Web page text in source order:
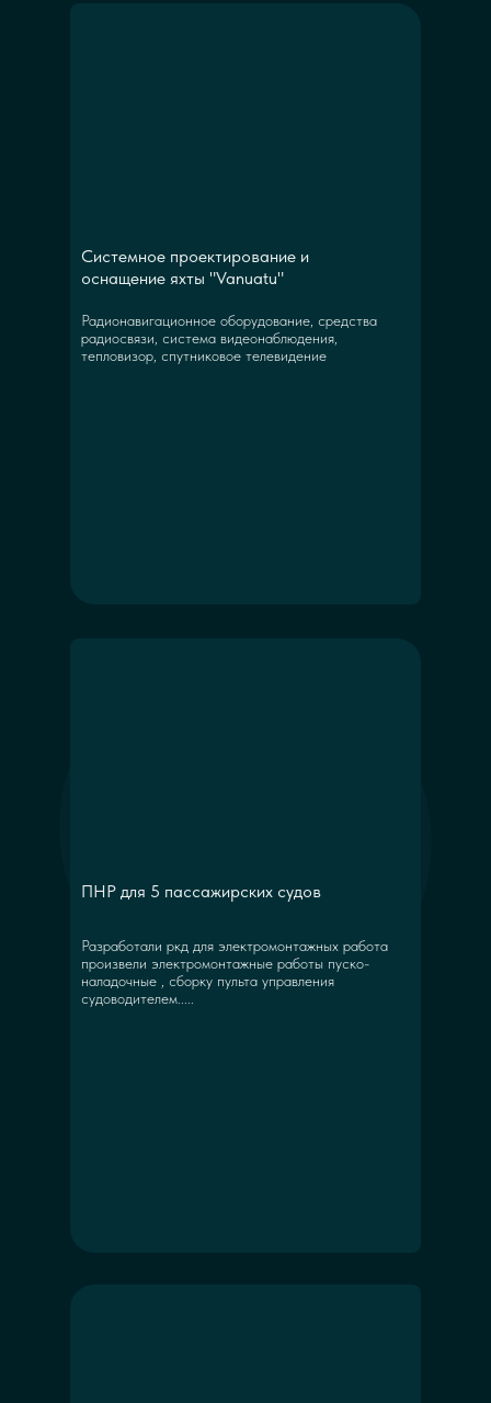
Разработали ркд для электромонтажных работа
произвели электромонтажные работы пуско-
наладочные , сборку пульта управления
судоводителем.....
ПНР для 5 пассажирских судов
Радионавигационное оборудование, средства
радиосвязи, система видеонаблюдения,
тепловизор, спутниковое телевидение
Системное проектирование и
оснащение яхты "Vanuatu"